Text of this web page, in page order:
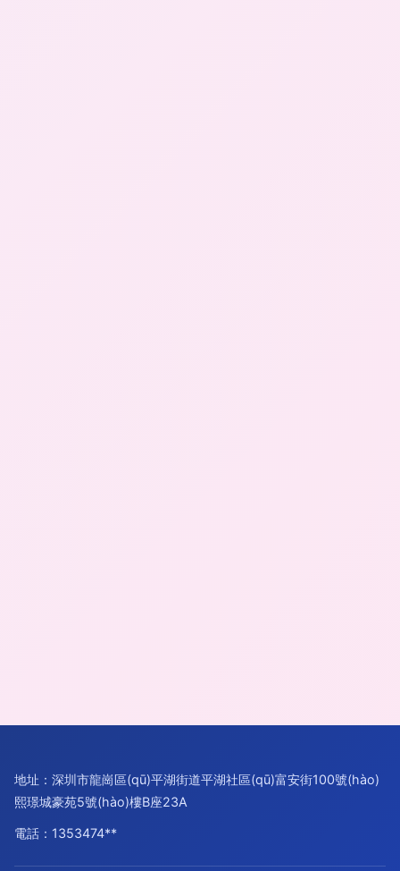
地址：深圳市龍崗區(qū)平湖街道平湖社區(qū)富安街100號(hào)
熙璟城豪苑5號(hào)樓B座23A
電話：1353474**